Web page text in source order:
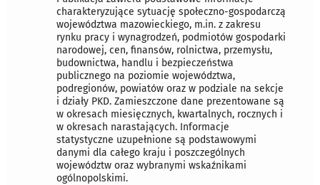
charakteryzujące sytuację społeczno-gospodarczą
województwa mazowieckiego, m.in. z zakresu
rynku pracy i wynagrodzeń, podmiotów gospodarki
narodowej, cen, finansów, rolnictwa, przemysłu,
budownictwa, handlu i bezpieczeństwa
publicznego na poziomie województwa,
podregionów, powiatów oraz w podziale na sekcje
i działy PKD. Zamieszczone dane prezentowane są
w okresach miesięcznych, kwartalnych, rocznych i
w okresach narastających. Informacje
statystyczne uzupełnione są podstawowymi
danymi dla całego kraju i poszczególnych
województw oraz wybranymi wskaźnikami
ogólnopolskimi.